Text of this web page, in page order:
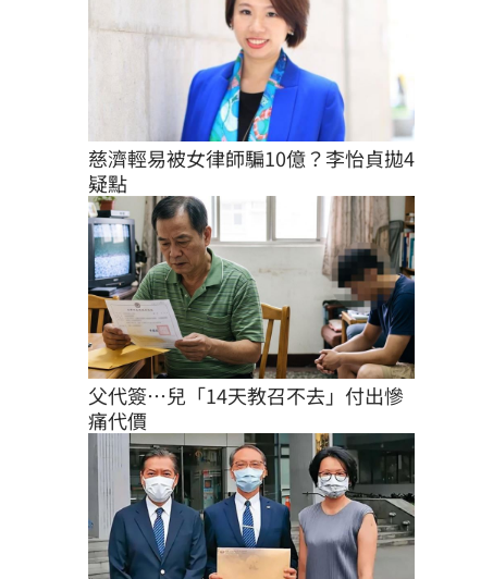
慈濟輕易被女律師騙10億？李怡貞拋4
疑點
父代簽…兒「14天教召不去」付出慘
痛代價